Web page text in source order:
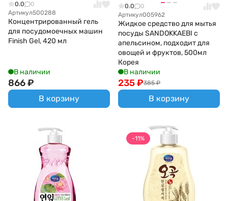
0.0
0
Артикул500288
Концентрированный гель
для посудомоечных машин
Finish Gel, 420 мл
В наличии
866₽
В корзину
0.0
0
Артикул005962
Жидкое средство для мытья
посуды SANDOKKAEBI с
апельсином, подходит для
овощей и фруктов, 500мл
Корея
В наличии
385 ₽
235₽
В корзину
-11%